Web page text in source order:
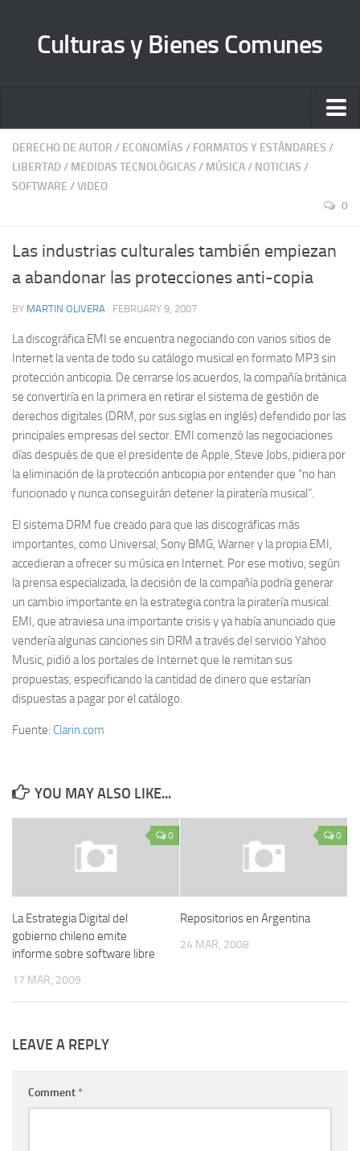
Culturas y Bienes Comunes
Inicio
Quienes somos
DERECHO DE AUTOR / ECONOMÍAS / FORMATOS Y ESTÁNDARES /
LIBERTAD / MEDIDAS TECNOLÓGICAS / MÚSICA/ NOTICIAS /
SOFTWARE /VIDEO
0
Las industrias culturales también empiezan
a abandonar las protecciones anti-copia
BY MARTIN OLIVERA · FEBRUARY 9, 2007
La discográfica EMI se encuentra negociando con varios sitios de
Internet la venta de todo su catálogo musical en formato MP3 sin
protección anticopia. De cerrarse los acuerdos, la compañía británica
se convertiría en la primera en retirar el sistema de gestión de
derechos digitales (DRM, por sus siglas en inglés) defendido por las
principales empresas del sector. EMI comenzó las negociaciones
días después de que el presidente de Apple, Steve Jobs, pidiera por
la eliminación de la protección anticopia por entender que “no han
funcionado y nunca conseguirán detener la piratería musical”.
El sistema DRM fue creado para que las discográficas más
importantes, como Universal, Sony BMG, Warner y la propia EMI,
accedieran a ofrecer su música en Internet. Por ese motivo, según
la prensa especializada, la decisión de la compañía podría generar
un cambio importante en la estrategia contra la piratería musical.
EMI, que atraviesa una importante crisis y ya había anunciado que
vendería algunas canciones sin DRM a través del servicio Yahoo
Music, pidió a los portales de Internet que le remitan sus
propuestas, especificando la cantidad de dinero que estarían
dispuestas a pagar por el catálogo.
Fuente: Clarin.com
YOU MAY ALSO LIKE...
0
La Estrategia Digital del
gobierno chileno emite
informe sobre software libre
17 MAR, 2009
0
Repositorios en Argentina
24 MAR, 2008
LEAVE A REPLY
Comment*